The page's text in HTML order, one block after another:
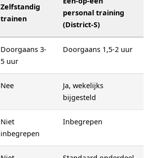
Zelfstandig
trainen
personal training
(District-S)
Doorgaans 3-
5 uur
Doorgaans 1,5-2 uur
Nee
Ja, wekelijks
bijgesteld
Niet
inbegrepen
Inbegrepen